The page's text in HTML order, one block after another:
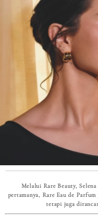
Melalui Rare Beauty,
pertamanya, Rare Eau de
tetapi juga